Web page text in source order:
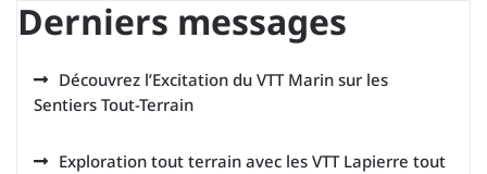
Derniers messages
Découvrez l’Excitation du VTT Marin sur les
Sentiers Tout-Terrain
Exploration tout terrain avec les VTT Lapierre tout